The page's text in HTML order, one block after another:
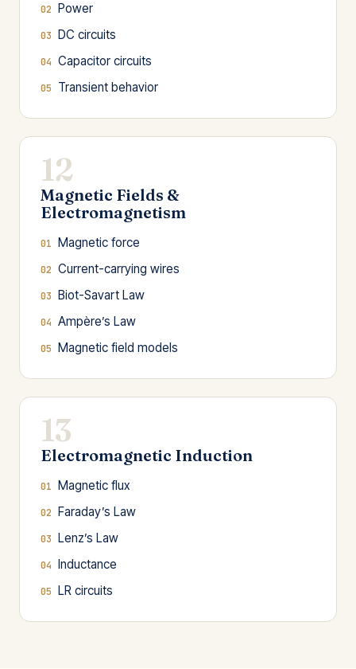
Power
DC circuits
Capacitor circuits
Transient behavior
12
Magnetic Fields &
Electromagnetism
Magnetic force
Current-carrying wires
Biot-Savart Law
Ampère’s Law
Magnetic field models
13
Electromagnetic Induction
Magnetic flux
Faraday’s Law
Lenz’s Law
Inductance
LR circuits